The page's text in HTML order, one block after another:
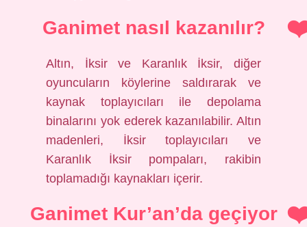
Ganimet nasıl kazanılır?
Altın, İksir ve Karanlık İksir, diğer
oyuncuların köylerine saldırarak ve
kaynak toplayıcıları ile depolama
binalarını yok ederek kazanılabilir. Altın
madenleri, İksir toplayıcıları ve
Karanlık İksir pompaları, rakibin
toplamadığı kaynakları içerir.
Ganimet Kur’an’da geçiyor